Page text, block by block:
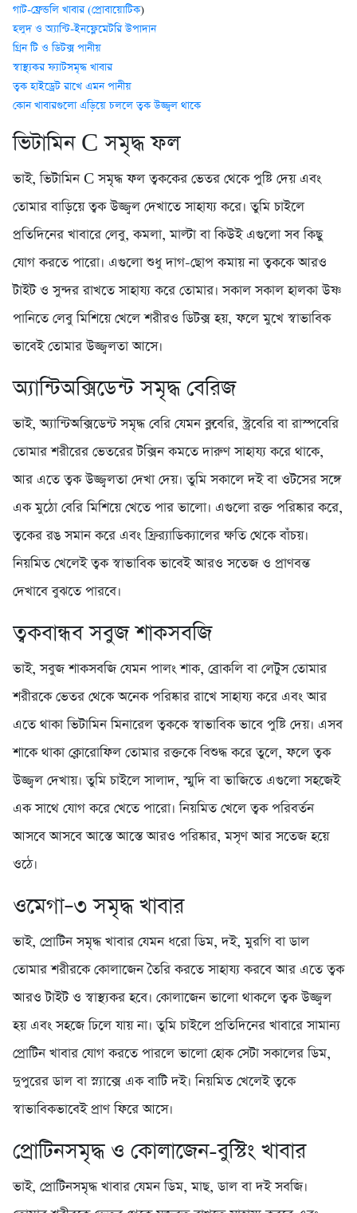
গাট-ফ্রেন্ডলি খাবার (প্রোবায়োটিক)
হলুদ ও অ্যান্টি-ইনফ্লেমেটরি উপাদান
গ্রিন টি ও ডিটক্স পানীয়
স্বাস্থ্যকর ফ্যাটসমৃদ্ধ খাবার
ত্বক হাইড্রেট রাখে এমন পানীয়
কোন খাবারগুলো এড়িয়ে চললে ত্বক উজ্জ্বল থাকে
ভিটামিন C সমৃদ্ধ ফল
ভাই, ভিটামিন C সমৃদ্ধ ফল ত্বককের ভেতর থেকে পুষ্টি দেয় এবং
তোমার বাড়িয়ে ত্বক উজ্জ্বল দেখাতে সাহায্য করে। তুমি চাইলে
প্রতিদিনের খাবারে লেবু, কমলা, মাল্টা বা কিউই এগুলো সব কিছু
যোগ করতে পারো। এগুলো শুধু দাগ-ছোপ কমায় না ত্বককে আরও
টাইট ও সুন্দর রাখতে সাহায্য করে তোমার। সকাল সকাল হালকা উষ্ণ
পানিতে লেবু মিশিয়ে খেলে শরীরও ডিটক্স হয়, ফলে মুখে স্বাভাবিক
ভাবেই তোমার উজ্জ্বলতা আসে।
অ্যান্টিঅক্সিডেন্ট সমৃদ্ধ বেরিজ
ভাই, অ্যান্টিঅক্সিডেন্ট সমৃদ্ধ বেরি যেমন ব্লুবেরি, স্ট্রবেরি বা রাস্পবেরি
তোমার শরীরের ভেতরের টক্সিন কমতে দারুণ সাহায্য করে থাকে,
আর এতে ত্বক উজ্জ্বলতা দেখা দেয়। তুমি সকালে দই বা ওটসের সঙ্গে
এক মুঠো বেরি মিশিয়ে খেতে পার ভালো। এগুলো রক্ত পরিষ্কার করে,
ত্বকের রঙ সমান করে এবং ফ্রির‍্যাডিক্যালের ক্ষতি থেকে বাঁচয়।
নিয়মিত খেলেই ত্বক স্বাভাবিক ভাবেই আরও সতেজ ও প্রাণবন্ত
দেখাবে বুঝতে পারবে।
ত্বকবান্ধব সবুজ শাকসবজি
ভাই, সবুজ শাকসবজি যেমন পালং শাক, ব্রোকলি বা লেটুস তোমার
শরীরকে ভেতর থেকে অনেক পরিষ্কার রাখে সাহায্য করে এবং আর
এতে থাকা ভিটামিন মিনারেল ত্বককে স্বাভাবিক ভাবে পুষ্টি দেয়। এসব
শাকে থাকা ক্লোরোফিল তোমার রক্তকে বিশুদ্ধ করে তুলে, ফলে ত্বক
উজ্জ্বল দেখায়। তুমি চাইলে সালাদ, স্মুদি বা ভাজিতে এগুলো সহজেই
এক সাথে যোগ করে খেতে পারো। নিয়মিত খেলে ত্বক পরিবর্তন
আসবে আসবে আস্তে আস্তে আরও পরিষ্কার, মসৃণ আর সতেজ হয়ে
ওঠে।
ওমেগা–৩ সমৃদ্ধ খাবার
ভাই, প্রোটিন সমৃদ্ধ খাবার যেমন ধরো ডিম, দই, মুরগি বা ডাল
তোমার শরীরকে কোলাজেন তৈরি করতে সাহায্য করবে আর এতে ত্বক
আরও টাইট ও স্বাস্থ্যকর হবে। কোলাজেন ভালো থাকলে ত্বক উজ্জ্বল
হয় এবং সহজে ঢিলে যায় না। তুমি চাইলে প্রতিদিনের খাবারে সামান্য
প্রোটিন খাবার যোগ করতে পারলে ভালো হোক সেটা সকালের ডিম,
দুপুরের ডাল বা স্ন্যাক্সে এক বাটি দই। নিয়মিত খেলেই ত্বকে
স্বাভাবিকভাবেই প্রাণ ফিরে আসে।
প্রোটিনসমৃদ্ধ ও কোলাজেন-বুস্টিং খাবার
ভাই, প্রোটিনসমৃদ্ধ খাবার যেমন ডিম, মাছ, ডাল বা দই সবজি।